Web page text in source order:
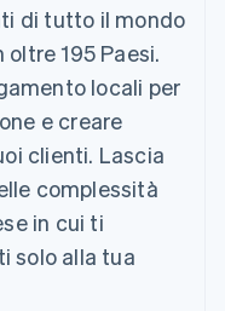
di tutto il mondo
195 Paesi.
locali per
e creare
clienti. Lascia
complessità
in cui ti
solo alla tua